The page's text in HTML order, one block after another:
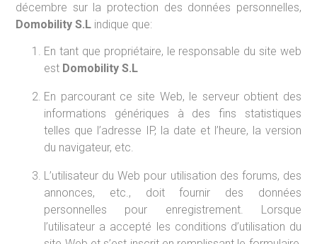
décembre sur la protection des données personnelles,
Domobility S.L indique que:
En tant que propriétaire, le responsable du site web
est Domobility S.L
En parcourant ce site Web, le serveur obtient des
informations génériques à des fins statistiques
telles que l’adresse IP, la date et l’heure, la version
du navigateur, etc.
L’utilisateur du Web pour utilisation des forums, des
annonces, etc., doit fournir des données
personnelles pour enregistrement. Lorsque
l’utilisateur a accepté les conditions d’utilisation du